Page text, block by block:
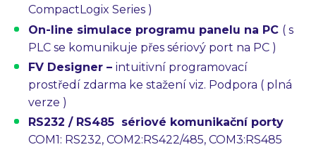
CompactLogix Series )
On-line simulace programu panelu na PC ( s
PLC se komunikuje přes sériový port na PC )
FV Designer – intuitivní programovací
prostředí zdarma ke stažení viz. Podpora ( plná
verze )
RS232 / RS485 sériové komunikační porty
COM1: RS232, COM2:RS422/485, COM3:RS485